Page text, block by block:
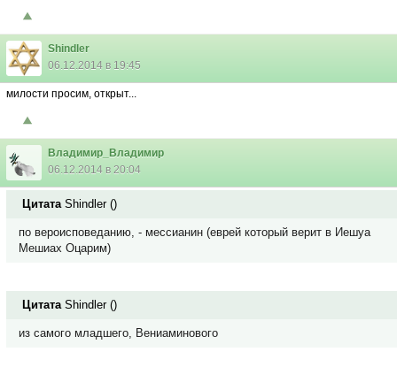
Shindler
06.12.2014 в 19:45
милости просим, открыт...
Владимир_Владимир
06.12.2014 в 20:04
Цитата Shindler()
по вероисповеданию, - мессианин (еврей который верит в Иешуа
Мешиах Оцарим)
Цитата Shindler()
из самого младшего, Вениаминового